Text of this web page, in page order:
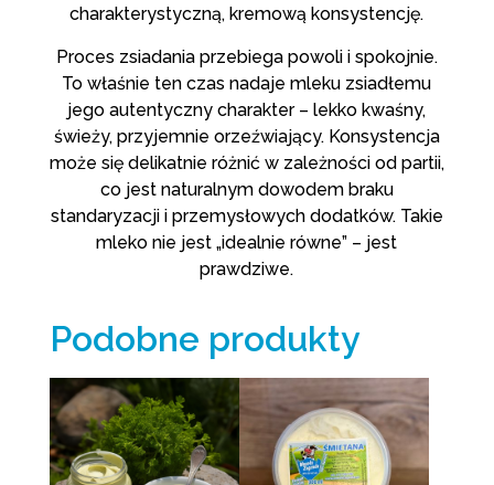
charakterystyczną, kremową konsystencję.
Proces zsiadania przebiega powoli i spokojnie.
To właśnie ten czas nadaje mleku zsiadłemu
jego autentyczny charakter – lekko kwaśny,
świeży, przyjemnie orzeźwiający. Konsystencja
może się delikatnie różnić w zależności od partii,
co jest naturalnym dowodem braku
standaryzacji i przemysłowych dodatków. Takie
mleko nie jest „idealnie równe” – jest
prawdziwe.
Podobne produkty